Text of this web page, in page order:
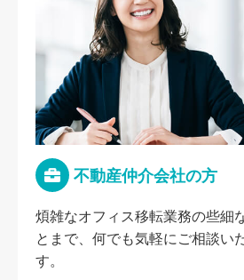
不動産仲介会社の方
煩雑なオフィス移転業務の些細
とまで、何でも気軽にご相談い
す。